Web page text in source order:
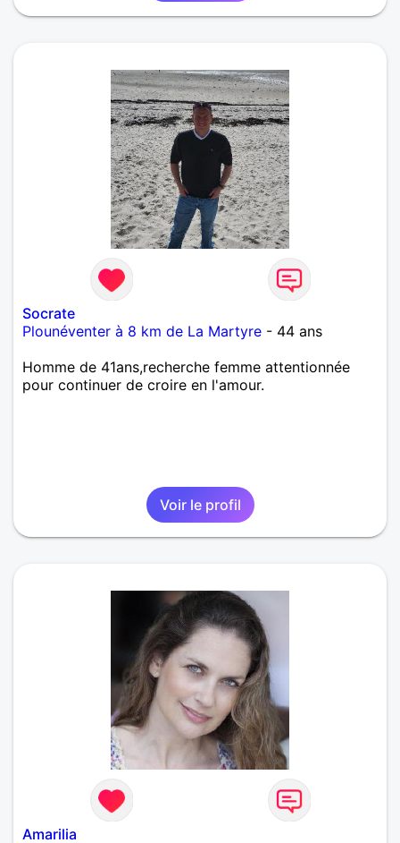
Socrate
Plounéventer à 8 km de La Martyre - 44 ans
Homme de 41ans,recherche femme attentionnée
pour continuer de croire en l'amour.
Voir le profil
Amarilia